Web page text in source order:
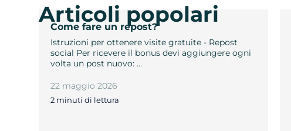
Come fare un repost?
Istruzioni per ottenere visite gratuite - Repost
social Per ricevere il bonus devi aggiungere ogni
volta un post nuovo: …
22 maggio 2026
2 minuti di lettura
Articoli popolari